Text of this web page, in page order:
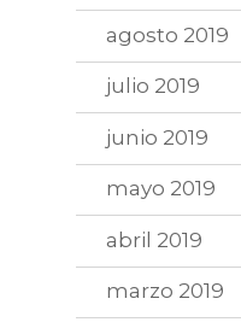
agosto 2019
julio 2019
junio 2019
mayo 2019
abril 2019
marzo 2019